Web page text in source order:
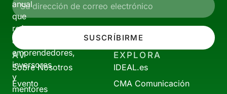
anual
que
reúne
a
emprendedores,
inversores
y
mentores
SUSCRÍBIRME
AV
Sobre Nosotros
Evento
EXPLORA
IDEAL.es
CMA Comunicación